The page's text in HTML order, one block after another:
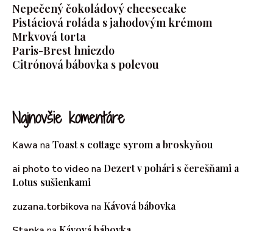
Nepečený čokoládový cheesecake
Pistáciová roláda s jahodovým krémom
Mrkvová torta
Paris-Brest hniezdo
Citrónová bábovka s polevou
Najnovšie komentáre
Kawa na Toast s cottage syrom a broskyňou
ai photo to videona Dezert v pohári s čerešňami a
Lotus sušienkami
zuzana.torbikova na Kávová bábovka